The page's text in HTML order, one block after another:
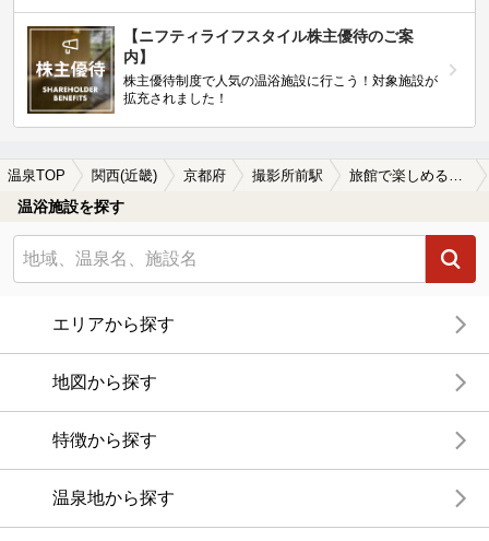
【ニフティライフスタイル株主優待のご案
内】
株主優待制度で人気の温浴施設に行こう！対象施設が
拡充されました！
温泉TOP 関西(近畿) 京都府 撮影所前駅 旅館で楽しめる撮影所前駅近くの温泉、日帰り温泉、スーパー銭湯おすすめ
温浴施設を探す
エリアから探す
地図から探す
特徴から探す
温泉地から探す